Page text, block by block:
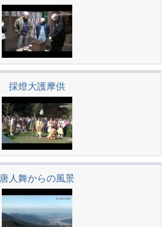
採燈大護摩供
唐人舞からの風景